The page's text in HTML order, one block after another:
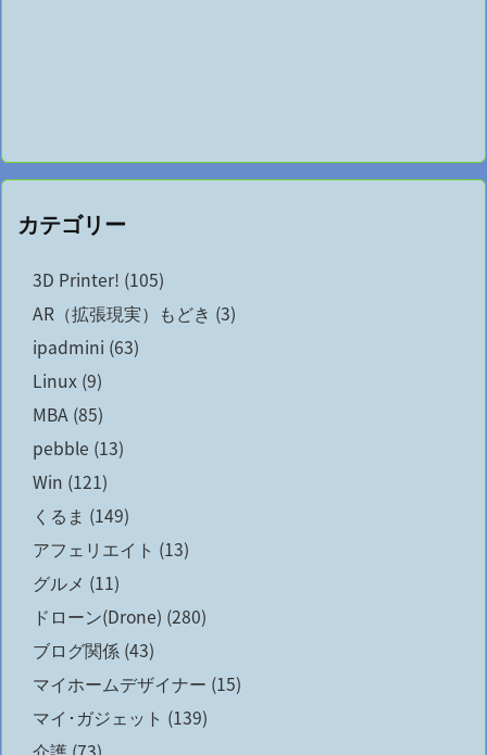
カテゴリー
3D Printer! (105)
AR（拡張現実）もどき (3)
ipadmini (63)
Linux (9)
MBA (85)
pebble (13)
Win (121)
くるま (149)
アフェリエイト (13)
グルメ (11)
ドローン(Drone) (280)
ブログ関係 (43)
マイホームデザイナー (15)
マイ･ガジェット (139)